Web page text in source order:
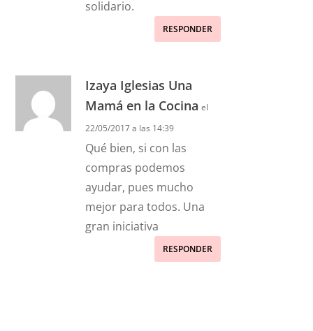
solidario.
RESPONDER
Izaya Iglesias Una
Mamá en la Cocina el
22/05/2017 a las 14:39
Qué bien, si con las
compras podemos
ayudar, pues mucho
mejor para todos. Una
gran iniciativa
RESPONDER